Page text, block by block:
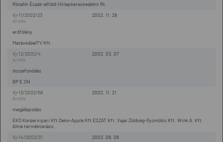
Rónahír Észak-alföldi Hírlapkereskedelmi Rt.
2002. 11. 28
Vj-11/2002/23
MatávkábelTV Kft.
erőfölény
2002. 03. 07
Vj-12/2002/4
BP E.ON
összefonódás
2002. 11. 21
Vj-13/2002/59
EKO Konzervipari Kft Deko-Apple Kft ESZAT Kft. Vajai Zöldség-Gyümölcs Kft. Wink A. Kft.
Alma terméktanács
megállapodás
2002. 06. 06
Vj-14/2002/31